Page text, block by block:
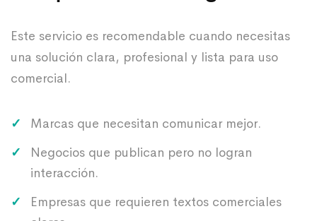
Este servicio es recomendable cuando necesitas
una solución clara, profesional y lista para uso
comercial.
Marcas que necesitan comunicar mejor.
Negocios que publican pero no logran
interacción.
Empresas que requieren textos comerciales